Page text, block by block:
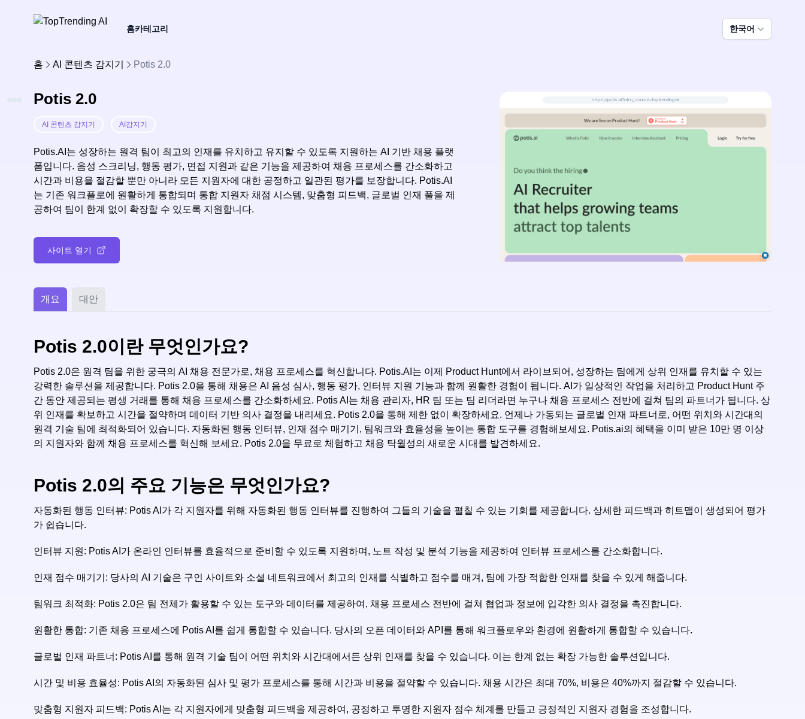
홈카테고리 한국어
홈 AI 콘텐츠 감지기 Potis 2.0
Potis 2.0
AI 콘텐츠 감지기 AI감지기
Potis.AI는 성장하는 원격 팀이 최고의 인재를 유치하고 유지할 수 있도록 지원하는 AI 기반 채용 플랫
폼입니다. 음성 스크리닝, 행동 평가, 면접 지원과 같은 기능을 제공하여 채용 프로세스를 간소화하고
시간과 비용을 절감할 뿐만 아니라 모든 지원자에 대한 공정하고 일관된 평가를 보장합니다. Potis.AI
는 기존 워크플로에 원활하게 통합되며 통합 지원자 채점 시스템, 맞춤형 피드백, 글로벌 인재 풀을 제
공하여 팀이 한계 없이 확장할 수 있도록 지원합니다.
사이트 열기
https://potis.ai?utm_source=toptrending-ai
개요 대안
Potis 2.0이란 무엇인가요?
Potis 2.0은 원격 팀을 위한 궁극의 AI 채용 전문가로, 채용 프로세스를 혁신합니다. Potis.AI는 이제 Product Hunt에서 라이브되어, 성장하는 팀에게 상위 인재를 유치할 수 있는
강력한 솔루션을 제공합니다. Potis 2.0을 통해 채용은 AI 음성 심사, 행동 평가, 인터뷰 지원 기능과 함께 원활한 경험이 됩니다. AI가 일상적인 작업을 처리하고 Product Hunt 주
간 동안 제공되는 평생 거래를 통해 채용 프로세스를 간소화하세요. Potis AI는 채용 관리자, HR 팀 또는 팀 리더라면 누구나 채용 프로세스 전반에 걸쳐 팀의 파트너가 됩니다. 상
위 인재를 확보하고 시간을 절약하며 데이터 기반 의사 결정을 내리세요. Potis 2.0을 통해 제한 없이 확장하세요. 언제나 가동되는 글로벌 인재 파트너로, 어떤 위치와 시간대의
원격 기술 팀에 최적화되어 있습니다. 자동화된 행동 인터뷰, 인재 점수 매기기, 팀워크와 효율성을 높이는 통합 도구를 경험해보세요. Potis.ai의 혜택을 이미 받은 10만 명 이상
의 지원자와 함께 채용 프로세스를 혁신해 보세요. Potis 2.0을 무료로 체험하고 채용 탁월성의 새로운 시대를 발견하세요.
Potis 2.0의 주요 기능은 무엇인가요?
자동화된 행동 인터뷰: Potis AI가 각 지원자를 위해 자동화된 행동 인터뷰를 진행하여 그들의 기술을 펼칠 수 있는 기회를 제공합니다. 상세한 피드백과 히트맵이 생성되어 평가
가 쉽습니다.
인터뷰 지원: Potis AI가 온라인 인터뷰를 효율적으로 준비할 수 있도록 지원하며, 노트 작성 및 분석 기능을 제공하여 인터뷰 프로세스를 간소화합니다.
인재 점수 매기기: 당사의 AI 기술은 구인 사이트와 소셜 네트워크에서 최고의 인재를 식별하고 점수를 매겨, 팀에 가장 적합한 인재를 찾을 수 있게 해줍니다.
팀워크 최적화: Potis 2.0은 팀 전체가 활용할 수 있는 도구와 데이터를 제공하여, 채용 프로세스 전반에 걸쳐 협업과 정보에 입각한 의사 결정을 촉진합니다.
원활한 통합: 기존 채용 프로세스에 Potis AI를 쉽게 통합할 수 있습니다. 당사의 오픈 데이터와 API를 통해 워크플로우와 환경에 원활하게 통합할 수 있습니다.
글로벌 인재 파트너: Potis AI를 통해 원격 기술 팀이 어떤 위치와 시간대에서든 상위 인재를 찾을 수 있습니다. 이는 한계 없는 확장 가능한 솔루션입니다.
시간 및 비용 효율성: Potis AI의 자동화된 심사 및 평가 프로세스를 통해 시간과 비용을 절약할 수 있습니다. 채용 시간은 최대 70%, 비용은 40%까지 절감할 수 있습니다.
맞춤형 지원자 피드백: Potis AI는 각 지원자에게 맞춤형 피드백을 제공하여, 공정하고 투명한 지원자 점수 체계를 만들고 긍정적인 지원자 경험을 조성합니다.